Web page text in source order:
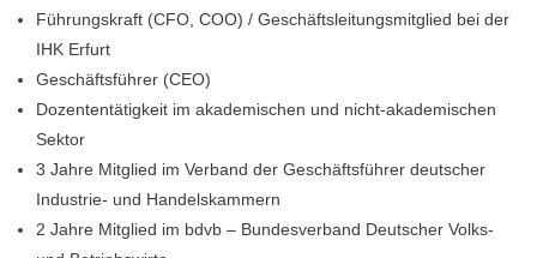
Führungskraft (CFO, COO) / Geschäftsleitungsmitglied bei der
IHK Erfurt
Geschäftsführer (CEO)
Dozententätigkeit im akademischen und nicht-akademischen
Sektor
3 Jahre Mitglied im Verband der Geschäftsführer deutscher
Industrie- und Handelskammern
2 Jahre Mitglied im bdvb – Bundesverband Deutscher Volks-